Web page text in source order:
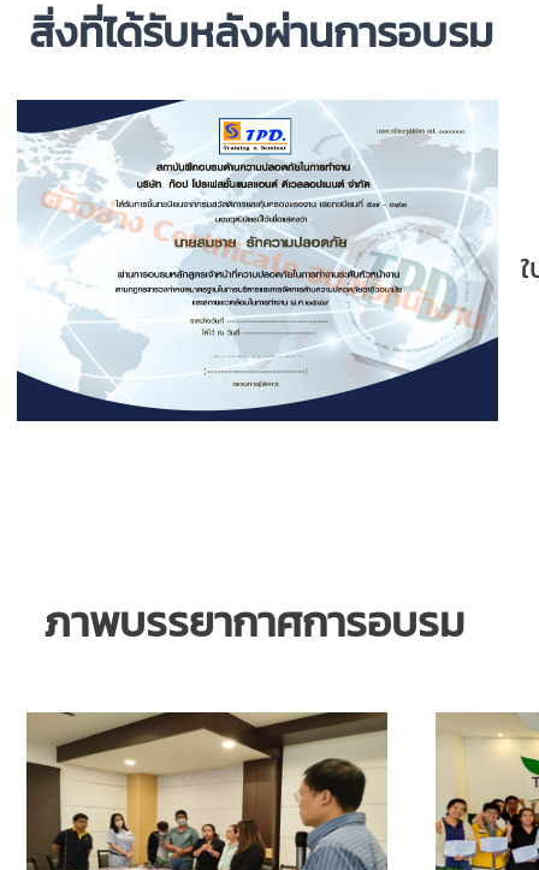
สิ่งที่ได้รับหลังผ่านการอบรม
ภาพบรรยากาศการอบรม